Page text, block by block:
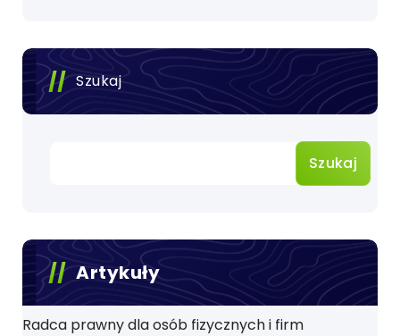
Szukaj
Szukaj
Artykuły
Radca prawny dla osób fizycznych i firm